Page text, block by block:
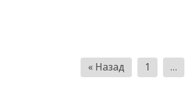
Пагинация
записей
« Назад 1 …